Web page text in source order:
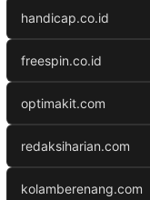
handicap.co.id
freespin.co.id
optimakit.com
redaksiharian.com
kolamberenang.com